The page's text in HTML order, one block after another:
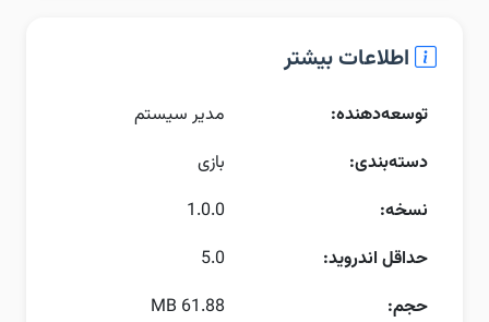
اطلاعات بیشتر
توسعه‌دهنده:
مدیر سیستم
دسته‌بندی:
بازی
نسخه:
1.0.0
حداقل اندروید:
5.0
حجم:
61.88 MB